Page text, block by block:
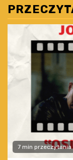
7 min przeczytania